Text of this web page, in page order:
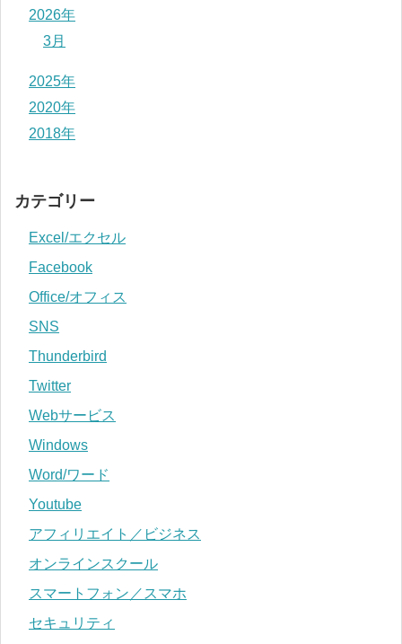
2026年
3月
2025年
2020年
2018年
カテゴリー
Excel/エクセル
Facebook
Office/オフィス
SNS
Thunderbird
Twitter
Webサービス
Windows
Word/ワード
Youtube
アフィリエイト／ビジネス
オンラインスクール
スマートフォン／スマホ
セキュリティ